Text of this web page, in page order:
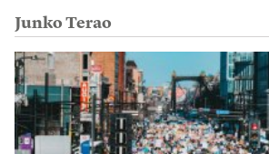
Junko Terao